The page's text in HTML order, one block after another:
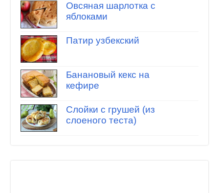
Овсяная шарлотка с
яблоками
Патир узбекский
Банановый кекс на
кефире
Слойки с грушей (из
слоеного теста)